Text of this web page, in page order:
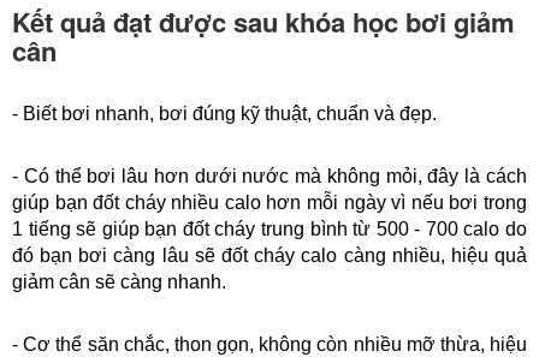
Kết quả đạt được sau khóa học bơi giảm
cân
- Biết bơi nhanh, bơi đúng kỹ thuật, chuẩn và đẹp.
- Có thể bơi lâu hơn dưới nước mà không mỏi, đây là cách
giúp bạn đốt cháy nhiều calo hơn mỗi ngày vì nếu bơi trong
1 tiếng sẽ giúp bạn đốt cháy trung bình từ 500 - 700 calo do
đó bạn bơi càng lâu sẽ đốt cháy calo càng nhiều, hiệu quả
giảm cân sẽ càng nhanh.
- Cơ thể săn chắc, thon gọn, không còn nhiều mỡ thừa, hiệu